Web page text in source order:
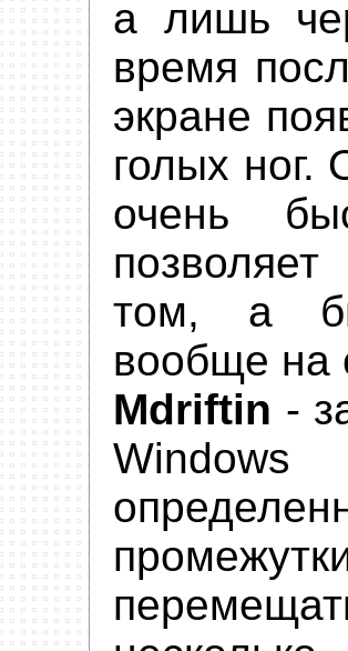
а лишь
время
экране
голых ног.
очень
том, а
вообще на
Mdriftin -